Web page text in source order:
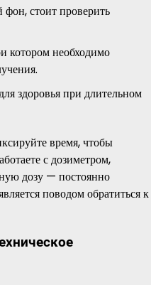
стоит проверить
котором необходимо
здоровья при длительном
время, чтобы
с дозиметром,
дозу — постоянно
поводом обратиться к